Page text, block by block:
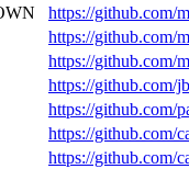
https://github.com/
https://github.com/
https://github.com/
https://github.com/
https://github.com/
https://github.com/
https://github.com/